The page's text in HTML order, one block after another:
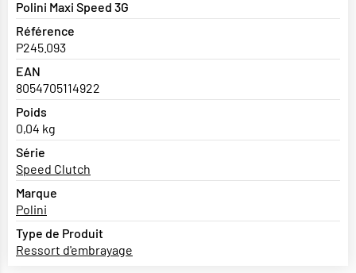
Polini Maxi Speed 3G
Référence
P245.093
EAN
8054705114922
Poids
0,04 kg
Série
Speed Clutch
Marque
Polini
Type de Produit
Ressort d'embrayage